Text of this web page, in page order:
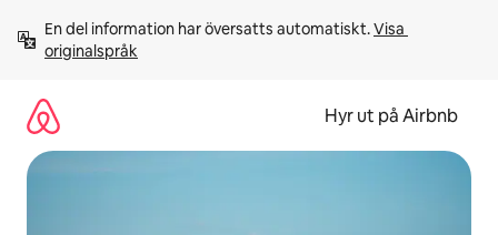
innehåll
En del information har översatts automatiskt. Visa
originalspråk
Hyr ut på Airbnb